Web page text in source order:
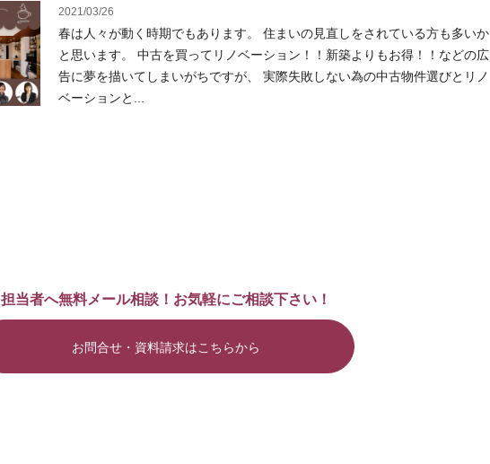
2021/03/26
春は人々が動く時期でもあります。 住まいの見直しをされている方も多いか
と思います。 中古を買ってリノベーション！！新築よりもお得！！などの広
告に夢を描いてしまいがちですが、 実際失敗しない為の中古物件選びとリノ
ベーションと...
担当者へ無料メール相談！お気軽にご相談下さい！
お問合せ・資料請求はこちらから